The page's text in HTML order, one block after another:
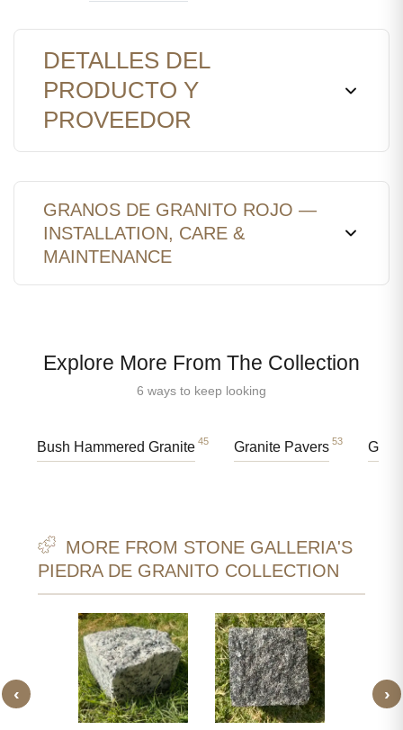
DETALLES DEL
PRODUCTO Y
PROVEEDOR
GRANOS DE GRANITO ROJO —
INSTALLATION, CARE &
MAINTENANCE
Explore More From The Collection
6 ways to keep looking
Bush Hammered Granite 45 Granite Pavers 53
MORE FROM STONE GALLERIA'S
PIEDRA DE GRANITO COLLECTION
‹ ›